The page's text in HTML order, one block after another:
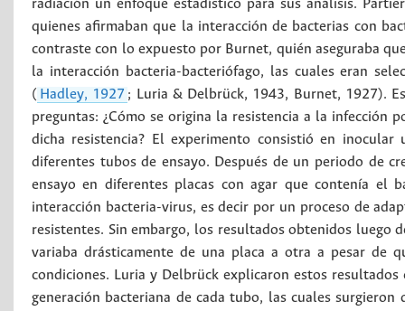
radiación un enfoque estadístico para sus análisis.
quienes afirmaban que la interacción de bacterias con
contraste con lo expuesto por Burnet, quién aseguraba
la interacción bacteria-bacteriófago, las cuales eran
( Hadley, 1927 ; Luria & Delbrück, 1943, Burnet, 1927).
preguntas: ¿Cómo se origina la resistencia a la infección
dicha resistencia? El experimento consistió en
diferentes tubos de ensayo. Después de un periodo de
ensayo en diferentes placas con agar que contenía el
interacción bacteria-virus, es decir por un proceso de
resistentes. Sin embargo, los resultados obtenidos luego
variaba drásticamente de una placa a otra a pesar de
condiciones. Luria y Delbrück explicaron estos
generación bacteriana de cada tubo, las cuales